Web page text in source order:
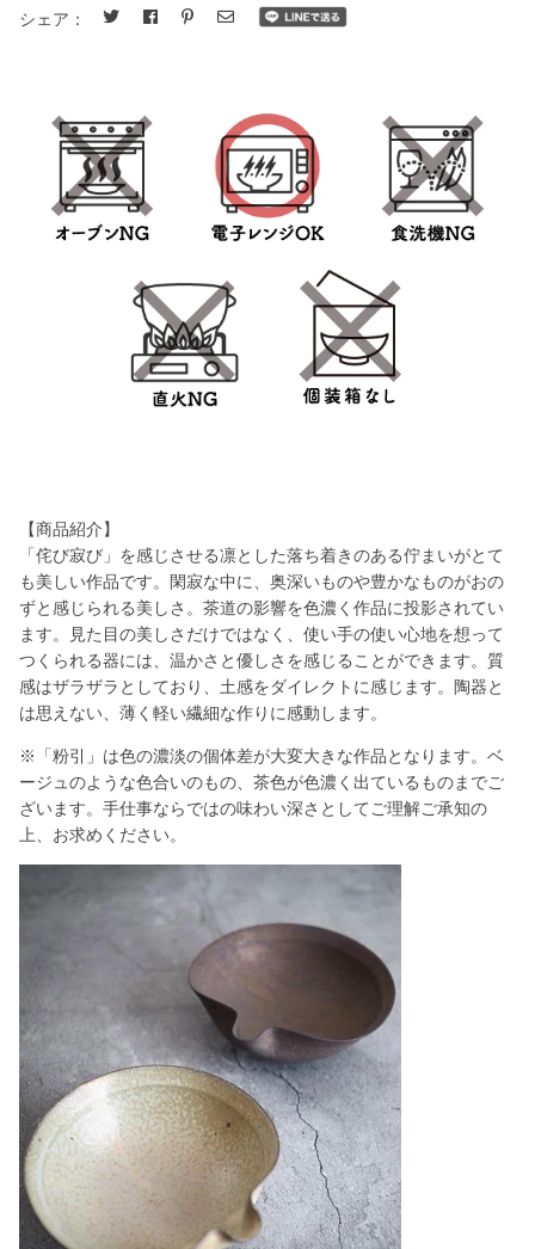
シェア：
【商品紹介】
「侘び寂び」を感じさせる凛とした落ち着きのある佇まいがとて
も美しい作品です。閑寂な中に、奥深いものや豊かなものがおの
ずと感じられる美しさ。茶道の影響を色濃く作品に投影されてい
ます。見た目の美しさだけではなく、使い手の使い心地を想って
つくられる器には、温かさと優しさを感じることができます。質
感はザラザラとしており、土感をダイレクトに感じます。陶器と
は思えない、薄く軽い繊細な作りに感動します。
※「粉引」は色の濃淡の個体差が大変大きな作品となります。ベ
ージュのような色合いのもの、茶色が色濃く出ているものまでご
ざいます。手仕事ならではの味わい深さとしてご理解ご承知の
上、お求めください。